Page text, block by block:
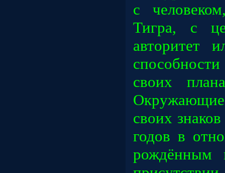
с
Тигра, с
авторитет
своих
Окружающие
своих
годов в
рождённым